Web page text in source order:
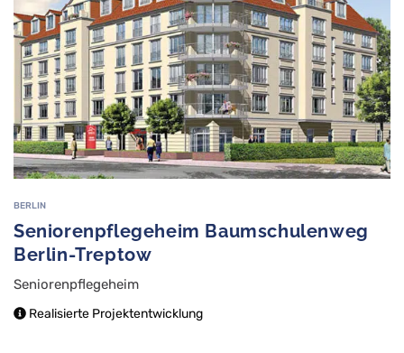
BERLIN
Seniorenpflegeheim Baumschulenweg
Berlin-Treptow
Seniorenpflegeheim
Realisierte Projektentwicklung